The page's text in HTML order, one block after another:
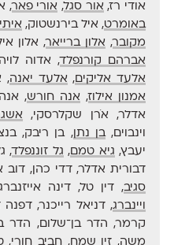
אודי רז,אור סגל, אורי פאר,
באומרט, איל בירנשטוק,
מקובר, אלון ברייאר, אלון
אברהם קורנפלד, אדוה
אלעד אליקים,אלעד יאנה,
אמנון אילוז,אנה חורש,
אדלר, אֹרן שקלרסקי,
וינבוים,בן נתן, בן ריבק,
יעבץ, גיא טמם, גל זוננפלד,
דבורית אדלר, דדי כהן, דוב
סגיב, דין טל, דינה
ויינברג, דניאל רייכנר,
קרמר, הדר בן־שלום, הדר
משה, זיו שמח, חביב חורי,